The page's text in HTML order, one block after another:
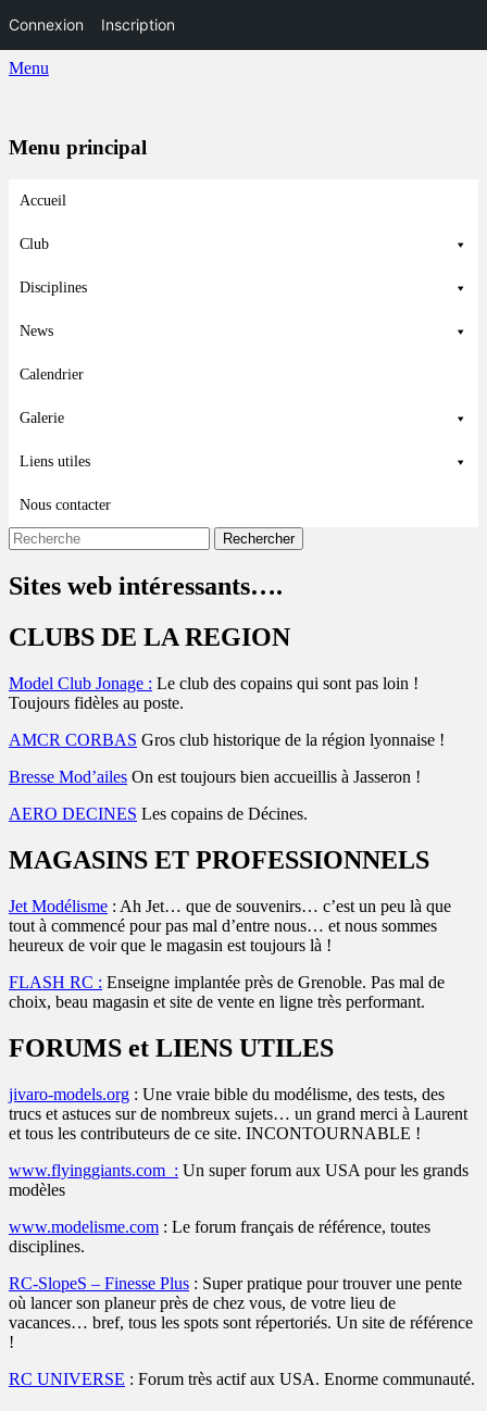
Connexion Inscription
Menu
Menu principal
auAccueil
Club
Disciplines
News
Calendrier
Galerie
Liens utiles
Nous contacter
Recherche
Rechercher :
Sites web intéressants….
CLUBS DE LA REGION
Model Club Jonage : Le club des copains qui sont pas loin !
Toujours fidèles au poste.
AMCR CORBAS Gros club historique de la région lyonnaise !
Bresse Mod’ailes On est toujours bien accueillis à Jasseron !
AERO DECINES Les copains de Décines.
MAGASINS ET PROFESSIONNELS
Jet Modélisme : Ah Jet… que de souvenirs… c’est un peu là que
tout à commencé pour pas mal d’entre nous… et nous sommes
heureux de voir que le magasin est toujours là !
FLASH RC : Enseigne implantée près de Grenoble. Pas mal de
choix, beau magasin et site de vente en ligne très performant.
FORUMS et LIENS UTILES
jivaro-models.org : Une vraie bible du modélisme, des tests, des
trucs et astuces sur de nombreux sujets… un grand merci à Laurent
et tous les contributeurs de ce site. INCONTOURNABLE !
www.flyinggiants.com : Un super forum aux USA pour les grands
modèles
www.modelisme.com : Le forum français de référence, toutes
disciplines.
RC-SlopeS – Finesse Plus : Super pratique pour trouver une pente
où lancer son planeur près de chez vous, de votre lieu de
vacances… bref, tous les spots sont répertoriés. Un site de référence
!
RC UNIVERSE : Forum très actif aux USA. Enorme communauté.